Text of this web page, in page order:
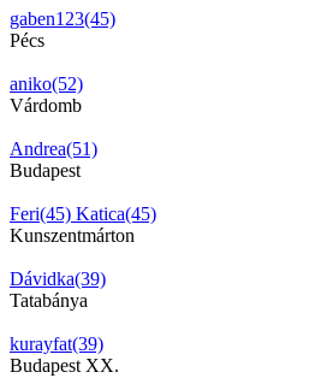
gaben123(45)
Pécs
aniko(52)
Várdomb
Andrea(51)
Budapest
Feri(45) Katica(45)
Kunszentmárton
Dávidka(39)
Tatabánya
kurayfat(39)
Budapest XX.